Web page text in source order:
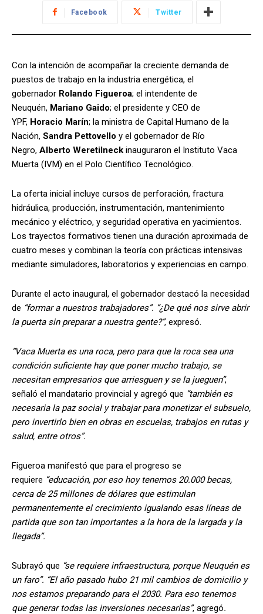
Facebook Twitter
Con la intención de acompañar la creciente demanda de
puestos de trabajo en la industria energética, el
gobernador Rolando Figueroa; el intendente de
Neuquén, Mariano Gaido; el presidente y CEO de
YPF, Horacio Marín; la ministra de Capital Humano de la
Nación, Sandra Pettovello y el gobernador de Río
Negro, Alberto Weretilneck inauguraron el Instituto Vaca
Muerta (IVM) en el Polo Científico Tecnológico.
La oferta inicial incluye cursos de perforación, fractura
hidráulica, producción, instrumentación, mantenimiento
mecánico y eléctrico, y seguridad operativa en yacimientos.
Los trayectos formativos tienen una duración aproximada de
cuatro meses y combinan la teoría con prácticas intensivas
mediante simuladores, laboratorios y experiencias en campo.
Durante el acto inaugural, el gobernador destacó la necesidad
de “formar a nuestros trabajadores”. “¿De qué nos sirve abrir
la puerta sin preparar a nuestra gente?”, expresó.
“Vaca Muerta es una roca, pero para que la roca sea una
condición suficiente hay que poner mucho trabajo, se
necesitan empresarios que arriesguen y se la jueguen”,
señaló el mandatario provincial y agregó que “también es
necesaria la paz social y trabajar para monetizar el subsuelo,
pero invertirlo bien en obras en escuelas, trabajos en rutas y
salud, entre otros”.
Figueroa manifestó que para el progreso se
requiere “educación, por eso hoy tenemos 20.000 becas,
cerca de 25 millones de dólares que estimulan
permanentemente el crecimiento igualando esas líneas de
partida que son tan importantes a la hora de la largada y la
llegada”.
Subrayó que “se requiere infraestructura, porque Neuquén es
un faro”. “El año pasado hubo 21 mil cambios de domicilio y
nos estamos preparando para el 2030. Para eso tenemos
que generar todas las inversiones necesarias”, agregó.